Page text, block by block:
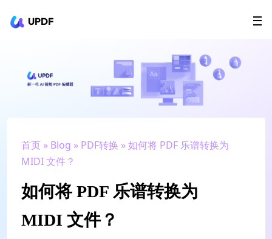
UPDF
AI Agents
政企采购
升级会员
首页 » Blog » PDF转换 » 如何将 PDF 乐谱转换为
MIDI 文件？
如何将 PDF 乐谱转换为
MIDI 文件？